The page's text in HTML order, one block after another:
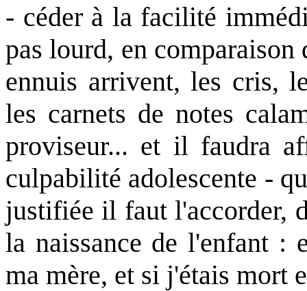
- céder à la facilité
pas lourd, en comparaison
ennuis arrivent, les cris,
les carnets de notes
proviseur... et il faudra
culpabilité adolescente -
justifiée il faut l'accorder,
la naissance de l'enfant :
ma mère, et si j'étais mort